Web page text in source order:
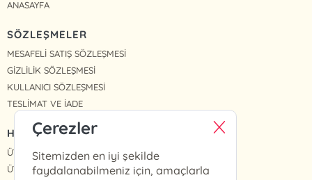
ANASAYFA
SÖZLEŞMELER
MESAFELİ SATIŞ SÖZLEŞMESİ
GİZLİLİK SÖZLEŞMESİ
KULLANICI SÖZLEŞMESİ
TESLİMAT VE İADE
HIZLI ERİŞİM
ÜYE OL
ÜYE GİRİŞ
Çerezler
Sitemizden en iyi şekilde
faydalanabilmeniz için, amaçlarla